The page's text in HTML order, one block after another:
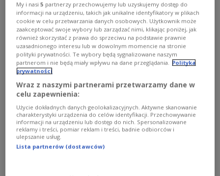
My i nasi5 partnerzy przechowujemy lub uzyskujemy dostęp do
informacji na urządzeniu, takich jak unikalne identyfikatory w plikach
cookie w celu przetwarzania danych osobowych. Użytkownik może
zaakceptować swoje wybory lub zarządzać nimi, klikając poniżej, jak
również skorzystać z prawa do sprzeciwu na podstawie prawnie
uzasadnionego interesu lub w dowolnym momencie na stronie
polityki prywatności. Te wybory będą sygnalizowane naszym
partnerom i nie będą miały wpływu na dane przeglądania. Polityka
prywatności
Wraz z naszymi partnerami przetwarzamy dane w
celu zapewnienia:
Użycie dokładnych danych geolokalizacyjnych. Aktywne skanowanie
charakterystyki urządzenia do celów identyfikacji. Przechowywanie
informacji na urządzeniu lub dostęp do nich. Spersonalizowane
reklamy i treści, pomiar reklam i treści, badnie odbiorców i
ulepszanie usług.
Lista partnerów (dostawców)